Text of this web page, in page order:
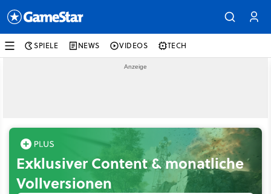
SPIELE NEWS VIDEOS TECH
Exklusiver Content & monatliche
Vollversionen